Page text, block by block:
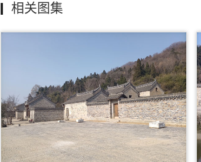
相关图集